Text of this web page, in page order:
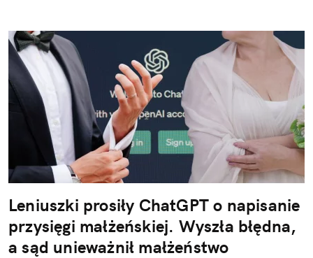
Leniuszki prosiły ChatGPT o napisanie
przysięgi małżeńskiej. Wyszła błędna,
a sąd unieważnił małżeństwo